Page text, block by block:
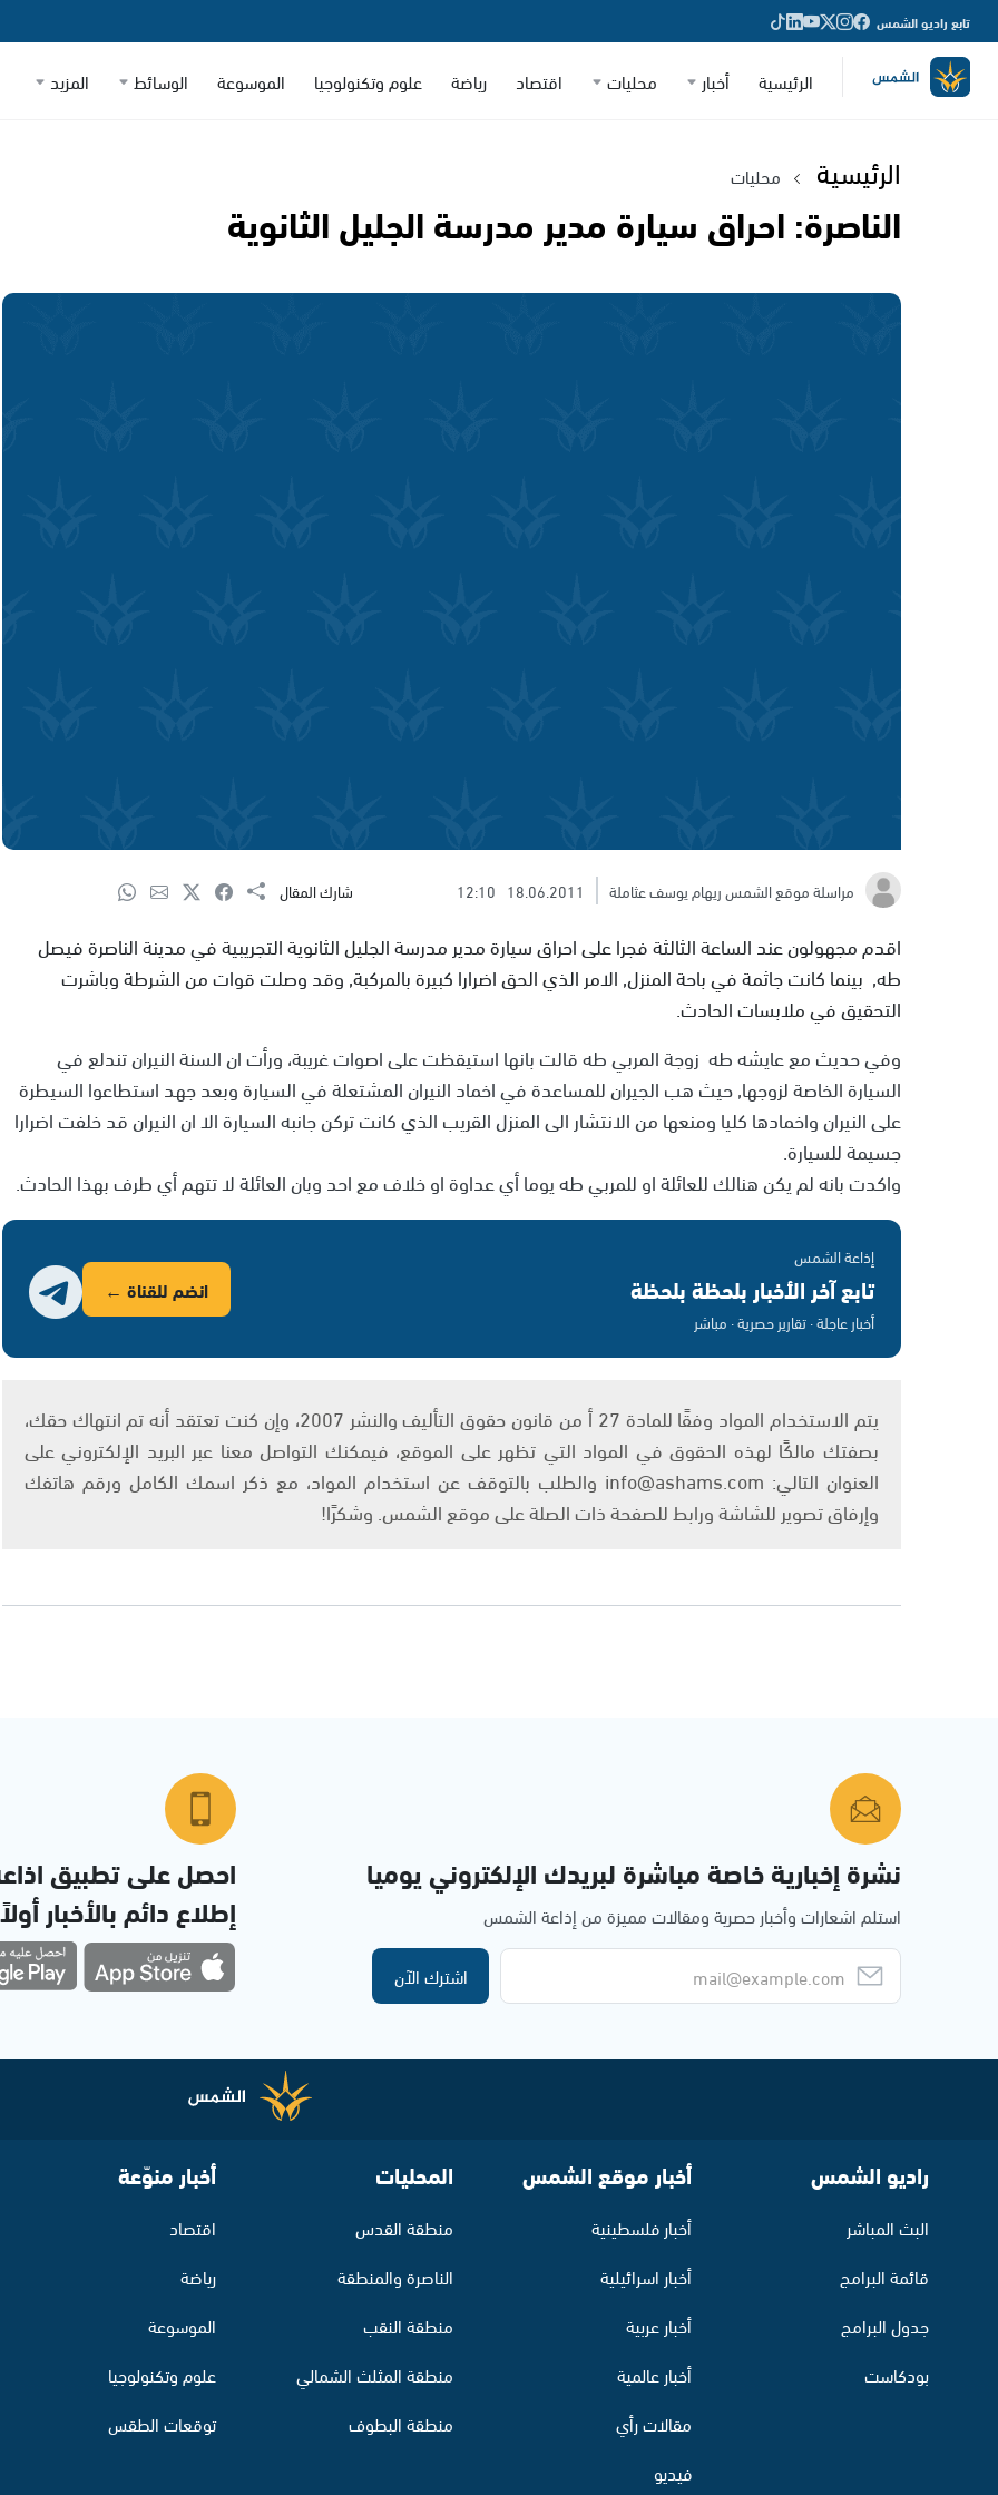
تابع راديو الشمس
الرئيسية أخبار محليات اقتصاد رياضة علوم وتكنولوجيا الموسوعة الوسائط المزيد
الرئيسية محليات
الناصرة: احراق سيارة مدير مدرسة الجليل الثانوية
مراسلة موقع الشمس ريهام يوسف عثاملة 18.06.2011
12:10 شارك المقال
اقدم مجهولون عند الساعة الثالثة فجرا على احراق سيارة مدير مدرسة الجليل الثانوية التجريبية في مدينة الناصرة فيصل
طه, بينما كانت جاثمة في باحة المنزل, الامر الذي الحق اضرارا كبيرة بالمركبة, وقد وصلت قوات من الشرطة وباشرت
التحقيق في ملابسات الحادث.
وفي حديث مع عايشه طه زوجة المربي طه قالت بانها استيقظت على اصوات غريبة، ورأت ان السنة النيران تندلع في
السيارة الخاصة لزوجها, حيث هب الجيران للمساعدة في اخماد النيران المشتعلة في السيارة وبعد جهد استطاعوا السيطرة
على النيران واخمادها كليا ومنعها من الانتشار الى المنزل القريب الذي كانت تركن جانبه السيارة الا ان النيران قد خلفت اضرارا
جسيمة للسيارة.
واكدت بانه لم يكن هنالك للعائلة او للمربي طه يوما أي عداوة او خلاف مع احد وبان العائلة لا تتهم أي طرف بهذا الحادث.
إذاعة الشمس
تابع آخر الأخبار بلحظة بلحظة
أخبار عاجلة · تقارير حصرية · مباشر
انضم للقناة ←
يتم الاستخدام المواد وفقًا للمادة 27 أ من قانون حقوق التأليف والنشر 2007، وإن كنت تعتقد أنه تم انتهاك حقك،
بصفتك مالكًا لهذه الحقوق في المواد التي تظهر على الموقع، فيمكنك التواصل معنا عبر البريد الإلكتروني على
العنوان التالي: info@ashams.com والطلب بالتوقف عن استخدام المواد، مع ذكر اسمك الكامل ورقم هاتفك
وإرفاق تصوير للشاشة ورابط للصفحة ذات الصلة على موقع الشمس. وشكرًا!
نشرة إخبارية خاصة مباشرة لبريدك الإلكتروني يوميا
استلم اشعارات وأخبار حصرية ومقالات مميزة من إذاعة الشمس
اشترك الآن
احصل على تطبيق
إطلاع دائم بالأخبار
راديو الشمس
البث المباشر
قائمة البرامج
جدول البرامج
بودكاست
أخبار موقع الشمس
أخبار فلسطينية
أخبار اسرائيلية
أخبار عربية
أخبار عالمية
مقالات رأي
فيديو
المحليات
منطقة القدس
الناصرة والمنطقة
منطقة النقب
منطقة المثلث الشمالي
منطقة البطوف
أخبار منوّعة
اقتصاد
رياضة
الموسوعة
علوم وتكنولوجيا
توقعات الطقس